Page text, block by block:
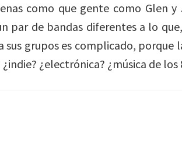
como que gente como Glen y
par de bandas diferentes a lo
grupos es complicado, porque
¿indie? ¿electrónica? ¿música de